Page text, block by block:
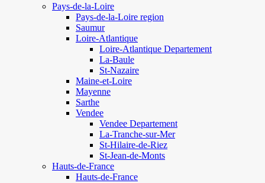
Pays-de-la-Loire
Pays-de-la-Loire region
Saumur
Loire-Atlantique
Loire-Atlantique Departement
La-Baule
St-Nazaire
Maine-et-Loire
Mayenne
Sarthe
Vendee
Vendee Departement
La-Tranche-sur-Mer
St-Hilaire-de-Riez
St-Jean-de-Monts
Hauts-de-France
Hauts-de-France